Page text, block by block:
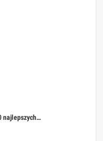
najlepszych…